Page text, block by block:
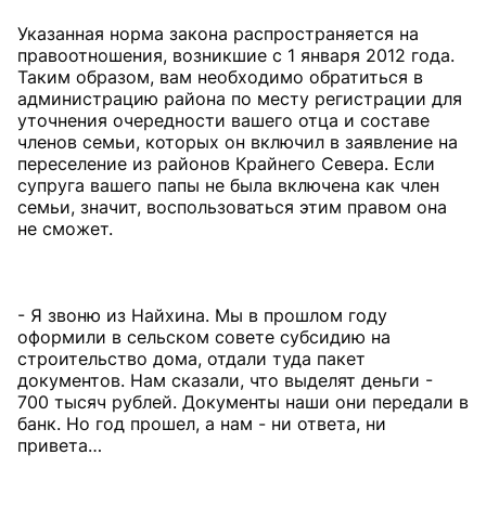
Указанная норма закона распространяется на
правоотношения, возникшие с 1 января 2012 года.
Таким образом, вам необходимо обратиться в
администрацию района по месту регистрации для
уточнения очередности вашего отца и составе
членов семьи, которых он включил в заявление на
переселение из районов Крайнего Севера. Если
супруга вашего папы не была включена как член
семьи, значит, воспользоваться этим правом она
не сможет.
- Я звоню из Найхина. Мы в прошлом году
оформили в сельском совете субсидию на
строительство дома, отдали туда пакет
документов. Нам сказали, что выделят деньги -
700 тысяч рублей. Документы наши они передали в
банк. Но год прошел, а нам - ни ответа, ни
привета…